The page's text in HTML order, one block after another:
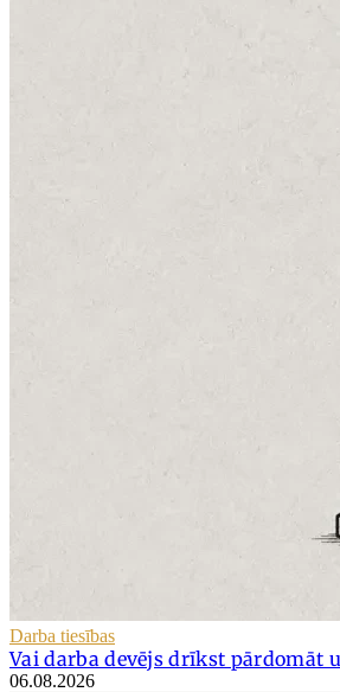
Darba tiesības
Vai darba devējs drīkst pārdomāt
06.08.2026